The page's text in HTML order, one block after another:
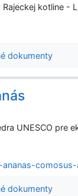
kotline -
dokumenty
UNESCO pre
comosus-
dokumenty